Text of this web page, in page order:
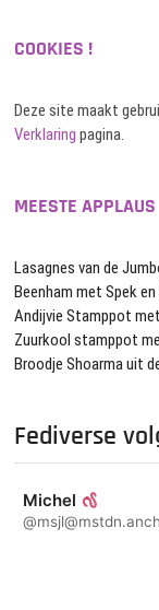
COOKIES !
Deze site maakt
Verklaring pagina.
MEESTE APPLAUS
Lasagnes van de
Beenham met Spek en
Andijvie Stamppot
Zuurkool stamppot
Broodje Shoarma uit
Fediverse
Michel